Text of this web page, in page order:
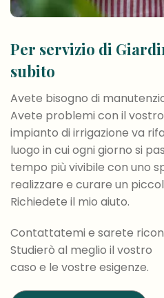
Per servizio di
subito
Avete bisogno di
Avete problemi con il
impianto di irrigazione va
luogo in cui ogni giorno si
tempo più vivibile con uno
realizzare e curare un
Richiedete il mio aiuto.
Contattatemi e sarete
Studierò al meglio il vostro
caso e le vostre esigenze.